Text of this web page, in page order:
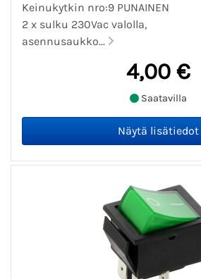
Keinukytkin nro:9 PUNAINEN
2 x sulku 230Vac valolla,
asennusaukko...
4,00 €
Saatavilla